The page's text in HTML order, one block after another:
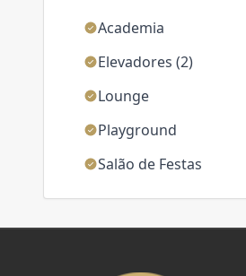
Academia
Elevadores (2)
Lounge
Playground
Salão de Festas